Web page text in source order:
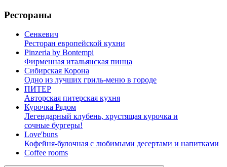
Рестораны
Сенкевич
Ресторан европейской кухни
Pinzeria by Bontempi
Фирменная итальянская пинца
Сибирская Корона
Одно из лучших гриль-меню в городе
ПИТЕР
Авторская питерская кухня
Курочка Рядом
Легендарный клубень, хрустящая курочка и
сочные бургеры!
Love'buns
Кофейня-булочная с любимыми десертами и напитками
Coffee rooms